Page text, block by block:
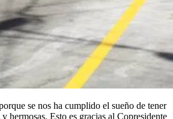
se nos ha cumplido el sueño de tener
hermosas. Esto es gracias al Copresidente